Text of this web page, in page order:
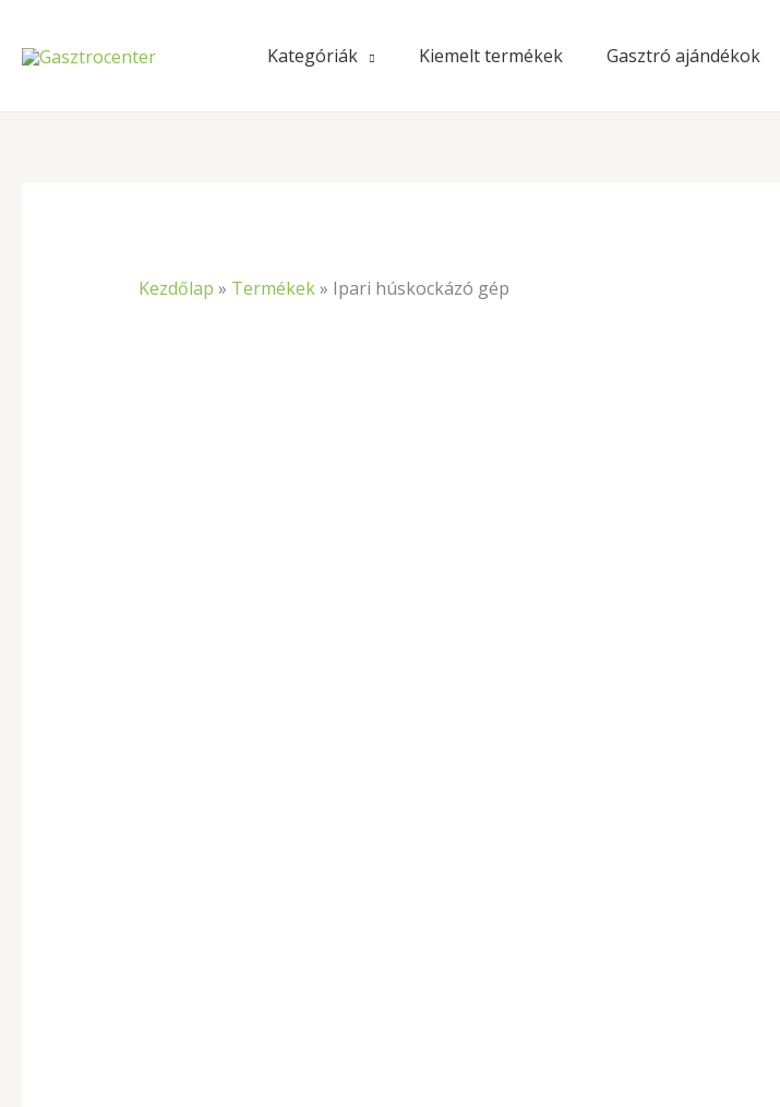
content
Kategóriák Kiemelt termékek Gasztró ajándékok
Kezdőlap » Termékek» Ipari húskockázó gép